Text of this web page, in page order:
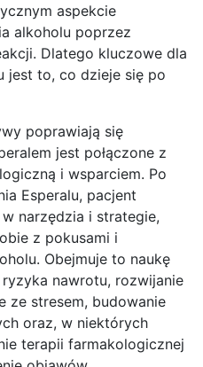
aspekcie
alkoholu poprzez
Dlatego kluczowe dla
jest to, co dzieje się po
poprawiają się
jest połączone z
i wsparciem. Po
Esperalu, pacjent
narzędzia i strategie,
z pokusami i
Obejmuje to naukę
nawrotu, rozwijanie
ze stresem, budowanie
oraz, w niektórych
terapii farmakologicznej